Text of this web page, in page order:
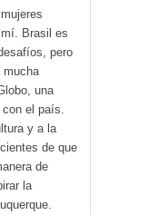
Brasil es
pero
mucha
una
con el país.
y a la
de que
de
la